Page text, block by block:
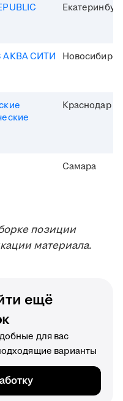
АКВА СИТИ Новосибирск
Краснодар
Самара
позиции
материала.
ещё
для вас
варианты